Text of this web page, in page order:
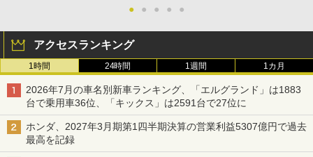
● ● ● ● ●
アクセスランキング
1時間 24時間 1週間 1カ月
2026年7月の車名別新車ランキング、「エルグランド」は1883
台で乗用車36位、「キックス」は2591台で27位に
ホンダ、2027年3月期第1四半期決算の営業利益5307億円で過去
最高を記録